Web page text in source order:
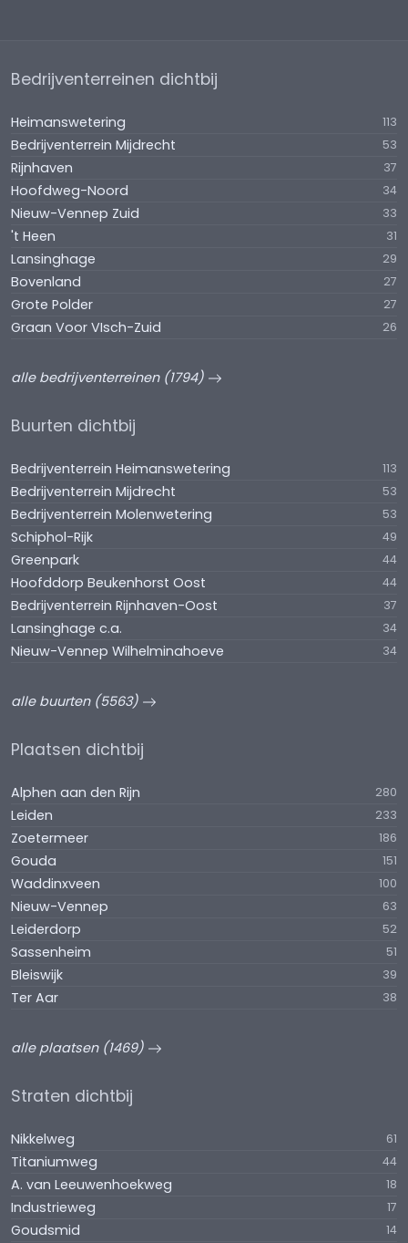
Bedrijventerreinen dichtbij
Heimanswetering 113
Bedrijventerrein Mijdrecht 53
Rijnhaven 37
Hoofdweg-Noord 34
Nieuw-Vennep Zuid 33
't Heen 31
Lansinghage 29
Bovenland 27
Grote Polder 27
Graan Voor VIsch-Zuid 26
alle bedrijventerreinen (1794)
Buurten dichtbij
Bedrijventerrein Heimanswetering 113
Bedrijventerrein Mijdrecht 53
Bedrijventerrein Molenwetering 53
Schiphol-Rijk 49
Greenpark 44
Hoofddorp Beukenhorst Oost 44
Bedrijventerrein Rijnhaven-Oost 37
Lansinghage c.a. 34
Nieuw-Vennep Wilhelminahoeve 34
alle buurten (5563)
Plaatsen dichtbij
Alphen aan den Rijn 280
Leiden 233
Zoetermeer 186
Gouda 151
Waddinxveen 100
Nieuw-Vennep 63
Leiderdorp 52
Sassenheim 51
Bleiswijk 39
Ter Aar 38
alle plaatsen (1469)
Straten dichtbij
Nikkelweg 61
Titaniumweg 44
A. van Leeuwenhoekweg 18
Industrieweg 17
Goudsmid 14